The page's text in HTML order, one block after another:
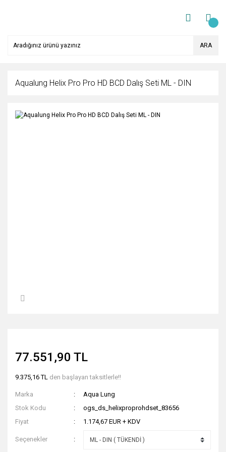
ARA
Aqualung Helix Pro Pro HD BCD Dalış Seti ML - DIN
77.551,90 TL
9.375,16 TL den başlayan taksitlerle!!
Marka
Aqua Lung
Stok Kodu
ogs_ds_helixproprohdset_83656
Fiyat
1.174,67 EUR + KDV
Seçenekler